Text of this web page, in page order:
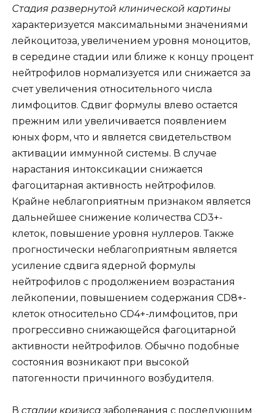
Стадия развернутой клинической картины
характеризуется максимальными значениями
лейкоцитоза, увеличением уровня моноцитов,
в середине стадии или ближе к концу процент
нейтрофилов нормализуется или снижается за
счет увеличения относительного числа
лимфоцитов. Сдвиг формулы влево остается
прежним или увеличивается появлением
юных форм, что и является свидетельством
активации иммунной системы. В случае
нарастания интоксикации снижается
фагоцитарная активность нейтрофилов.
Крайне неблагоприятным признаком является
дальнейшее снижение количества CD3+-
клеток, повышение уровня нуллеров. Также
прогностически неблагоприятным является
усиление сдвига ядерной формулы
нейтрофилов с продолжением возрастания
лейкопении, повышением содержания CD8+-
клеток относительно CD4+-лимфоцитов, при
прогрессивно снижающейся фагоцитарной
активности нейтрофилов. Обычно подобные
состояния возникают при высокой
патогенности причинного возбудителя.
В стадии кризиса заболевания с последующим